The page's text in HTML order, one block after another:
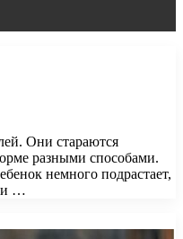
Они стараются
разными способами.
немного подрастает,
и …